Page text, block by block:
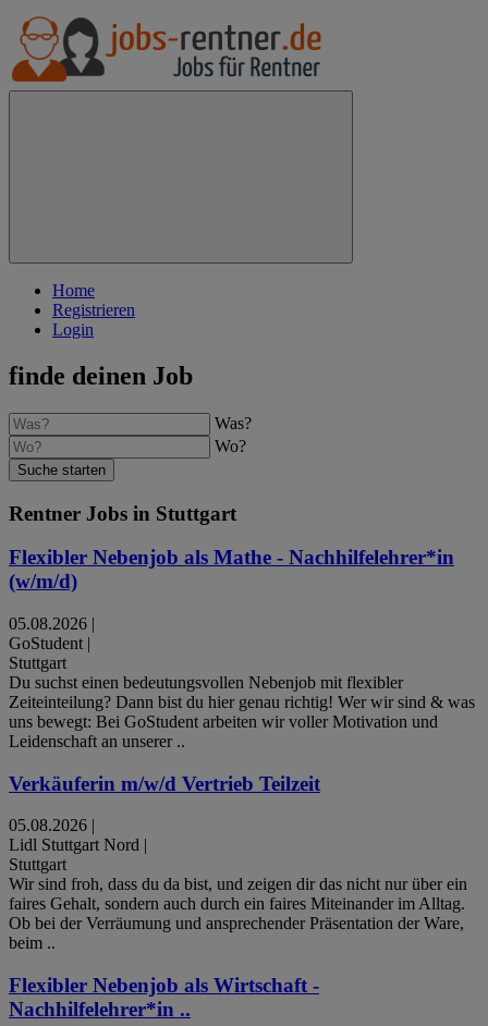
Home
Registrieren
Login
finde deinen Job
Was?
Wo?
Suche starten
Rentner Jobs in Stuttgart
Flexibler Nebenjob als Mathe - Nachhilfelehrer*in
(w/m/d)
05.08.2026 |
GoStudent |
Stuttgart
Du suchst einen bedeutungsvollen Nebenjob mit flexibler
Zeiteinteilung? Dann bist du hier genau richtig! Wer wir sind & was
uns bewegt: Bei GoStudent arbeiten wir voller Motivation und
Leidenschaft an unserer ..
Verkäuferin m/w/d Vertrieb Teilzeit
05.08.2026 |
Lidl Stuttgart Nord |
Stuttgart
Wir sind froh, dass du da bist, und zeigen dir das nicht nur über ein
faires Gehalt, sondern auch durch ein faires Miteinander im Alltag.
Ob bei der Verräumung und ansprechender Präsentation der Ware,
beim ..
Flexibler Nebenjob als Wirtschaft -
Nachhilfelehrer*in ..